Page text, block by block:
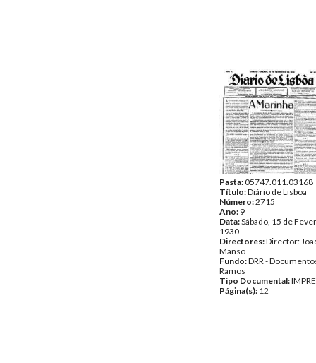
Pasta:05747.011.03168
Título:Diário de Lisboa
Número:2715
Ano: 9
Data:Sábado, 15 de
1930
Directores:Director:
Manso
Fundo:DRR -
Ramos
Tipo Documental:
Página(s): 12